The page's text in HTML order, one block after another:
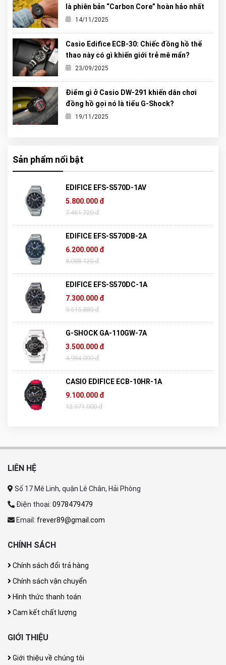
là phiên bản “Carbon Core” hoàn hảo nhất
từng được G-Shock tạo ra?
14/11/2025
Casio Edifice ECB-30: Chiếc đồng hồ thể
thao này có gì khiến giới trẻ mê mẩn?
23/09/2025
Điểm gì ở Casio DW-291 khiến dân chơi
đồng hồ gọi nó là tiểu G-Shock?
19/11/2025
Sản phẩm nổi bật
EDIFICE EFS-S570D-1AV
5.800.000 đ
7.461.720 đ
EDIFICE EFS-S570DB-2A
6.200.000 đ
8.088.120 đ
EDIFICE EFS-S570DC-1A
7.300.000 đ
9.515.880 đ
G-SHOCK GA-110GW-7A
3.500.000 đ
4.984.000 đ
CASIO EDIFICE ECB-10HR-1A
9.100.000 đ
12.371.000 đ
LIÊN HỆ
Số 17 Mê Linh, quận Lê Chân, Hải Phòng
Điện thoại: 0978479479
Email: frever89@gmail.com
CHÍNH SÁCH
Chính sách đổi trả hàng
Chính sách vận chuyển
Hình thức thanh toán
Cam kết chất lượng
GIỚI THIỆU
Giới thiệu về chúng tôi